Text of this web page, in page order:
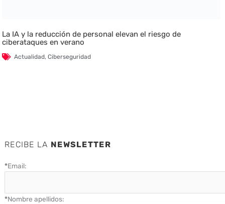
La IA y la reducción de personal elevan el riesgo de
ciberataques en verano
Actualidad,Ciberseguridad
RECIBE LA NEWSLETTER
*Email:
*Nombre apellidos: